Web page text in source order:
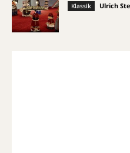
Klassik Ulrich